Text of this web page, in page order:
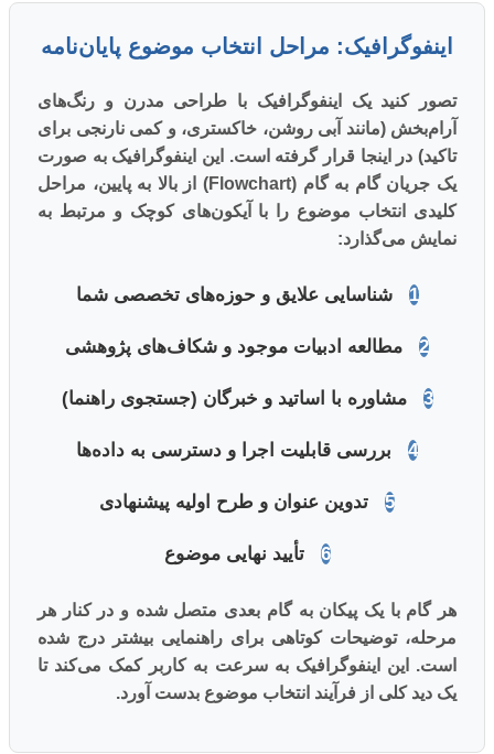
اینفوگرافیک: مراحل انتخاب موضوع پایان‌نامه
تصور کنید یک اینفوگرافیک با طراحی مدرن و رنگ‌های
آرام‌بخش (مانند آبی روشن، خاکستری، و کمی نارنجی برای
تاکید) در اینجا قرار گرفته است. این اینفوگرافیک به صورت
یک جریان گام به گام (Flowchart) از بالا به پایین، مراحل
کلیدی انتخاب موضوع را با آیکون‌های کوچک و مرتبط به
نمایش می‌گذارد:
1 شناسایی علایق و حوزه‌های تخصصی شما
2 مطالعه ادبیات موجود و شکاف‌های پژوهشی
3 مشاوره با اساتید و خبرگان (جستجوی راهنما)
4 بررسی قابلیت اجرا و دسترسی به داده‌ها
5 تدوین عنوان و طرح اولیه پیشنهادی
6 تأیید نهایی موضوع
هر گام با یک پیکان به گام بعدی متصل شده و در کنار هر
مرحله، توضیحات کوتاهی برای راهنمایی بیشتر درج شده
است. این اینفوگرافیک به سرعت به کاربر کمک می‌کند تا
یک دید کلی از فرآیند انتخاب موضوع بدست آورد.